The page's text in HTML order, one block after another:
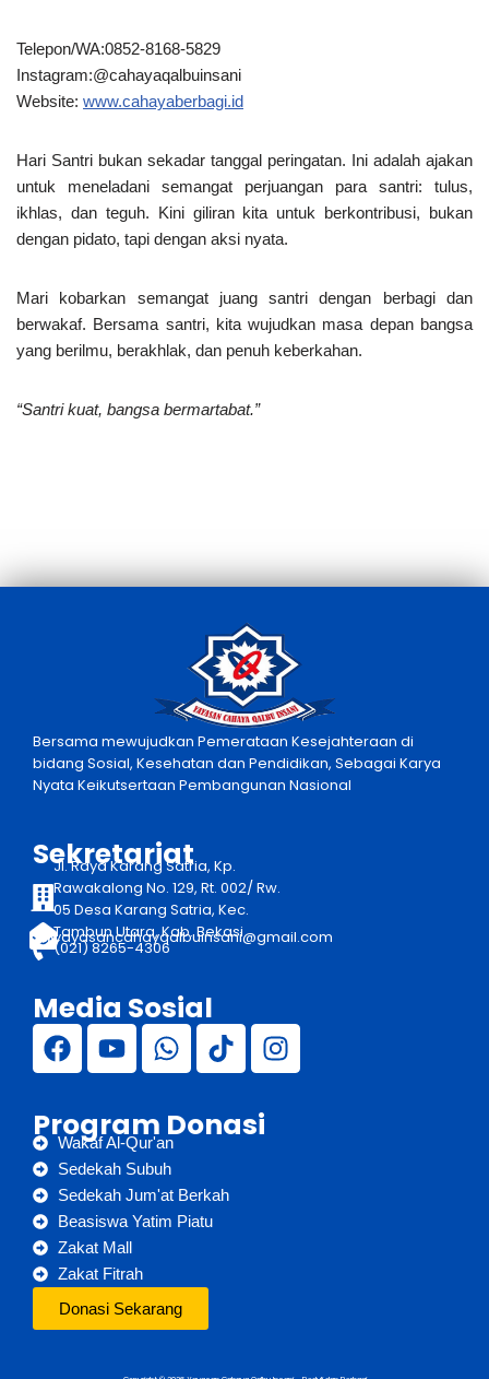
Telepon/WA:0852-8168-5829
Instagram:@cahayaqalbuinsani
Website: www.cahayaberbagi.id
Hari Santri bukan sekadar tanggal peringatan. Ini adalah ajakan
untuk meneladani semangat perjuangan para santri: tulus,
ikhlas, dan teguh. Kini giliran kita untuk berkontribusi, bukan
dengan pidato, tapi dengan aksi nyata.
Mari kobarkan semangat juang santri dengan berbagi dan
berwakaf. Bersama santri, kita wujudkan masa depan bangsa
yang berilmu, berakhlak, dan penuh keberkahan.
“Santri kuat, bangsa bermartabat.”
Bersama mewujudkan Pemerataan Kesejahteraan di
bidang Sosial, Kesehatan dan Pendidikan, Sebagai Karya
Nyata Keikutsertaan Pembangunan Nasional
Sekretariat
Jl. Raya Karang Satria, Kp.
Rawakalong No. 129, Rt. 002/ Rw.
05 Desa Karang Satria, Kec.
Tambun Utara, Kab. Bekasi
yayasancahayqalbuinsani@gmail.com
(021) 8265-4306
Media Sosial
Program Donasi
Wakaf Al-Qur'an
Sedekah Subuh
Sedekah Jum'at Berkah
Beasiswa Yatim Piatu
Zakat Mall
Zakat Fitrah
Donasi Sekarang